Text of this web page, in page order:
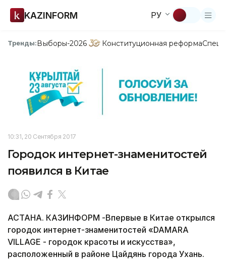
KAZINFORM РУ
Тренды:Выборы-2026 Конституционная реформа
10:31, 20 Сентября 2017
Городок интернет-знаменитостей
появился в Китае
АСТАНА. КАЗИНФОРМ -Впервые в Китае открылся
городок интернет-знаменитостей «DAMARA
VILLAGE - городок красоты и искусства»,
расположенный в районе Цайдянь города Ухань.